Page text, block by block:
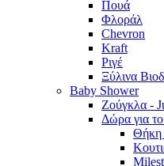
Πουά
Φλοράλ
Chevron
Kraft
Ριγέ
Ξύλινα
Baby Shower
Ζούγκλα -
Δώρα για
Θήκη